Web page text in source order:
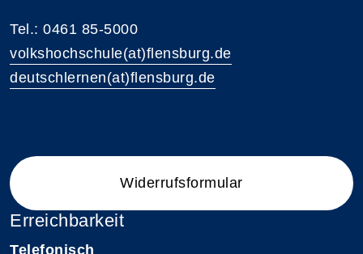
Tel.: 0461 85-5000
volkshochschule(at)flensburg.de
deutschlernen(at)flensburg.de
Widerrufsformular
Erreichbarkeit
Telefonisch